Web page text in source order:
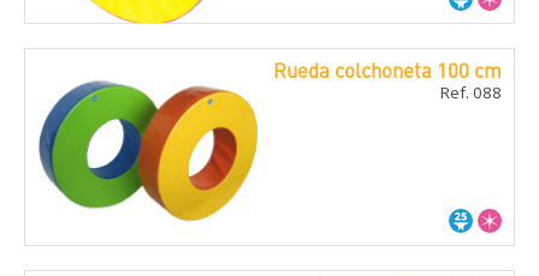
Rueda colchoneta 100 cm
Ref. 088